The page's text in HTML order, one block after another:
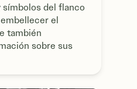
símbolos del flanco
el
también
sobre sus